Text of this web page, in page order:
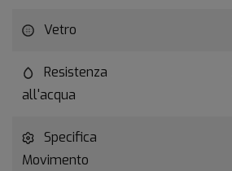
Vetro
Resistenza
all'acqua
Specifica
Movimento